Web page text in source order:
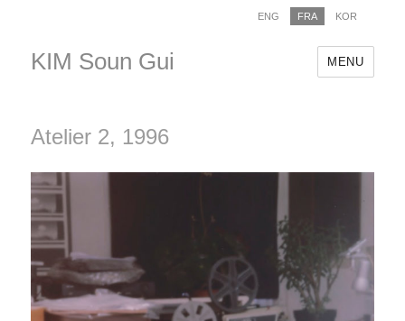
ENG FRA KOR
KIM Soun Gui MENU
Atelier 2, 1996